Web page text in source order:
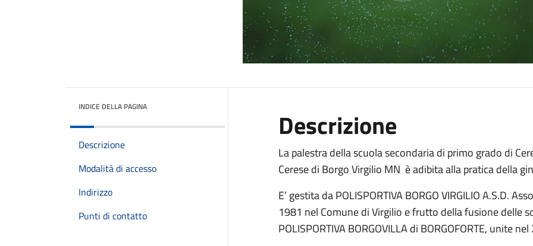
INDICE DELLA PAGINA
Descrizione
Modalità di accesso
Indirizzo
Punti di contatto
Descrizione
La palestra della scuola secondaria di primo grado di
Cerese di Borgo Virgilio MN è adibita alla pratica della
E’ gestita da POLISPORTIVA BORGO VIRGILIO A.S.D.
1981 nel Comune di Virgilio e frutto della fusione delle
POLISPORTIVA BORGOVILLA di BORGOFORTE, unite